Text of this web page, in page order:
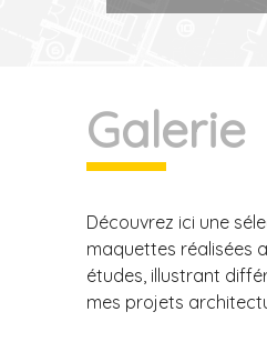
Galerie
Découvrez ici une
maquettes réalisées
études, illustrant
mes projets